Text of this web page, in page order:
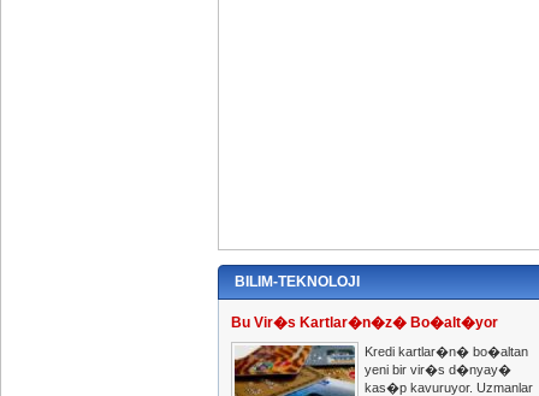
BILIM-TEKNOLOJI
Bu Vir�s Kartlar�n�z� Bo�alt�yor
Kredi kartlar�n� bo�altan
yeni bir vir�s d�nyay�
kas�p kavuruyor. Uzmanlar